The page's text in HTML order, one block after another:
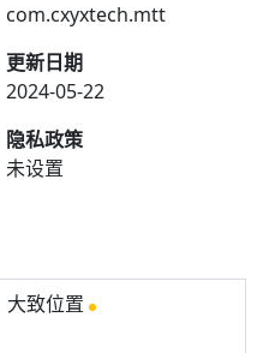
com.cxyxtech.mtt
更新日期
2024-05-22
隐私政策
未设置
大致位置